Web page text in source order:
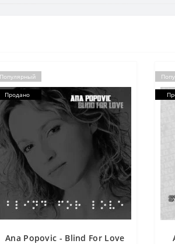
Популярный
Продано
Ana Popovic - Blind For Love